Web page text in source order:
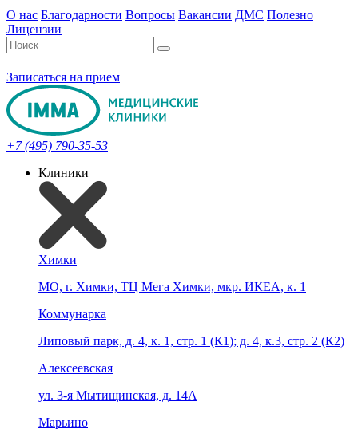
О нас Благодарности Вопросы Вакансии ДМС Полезно
Лицензии
Записаться на прием
+7 (495) 790-35-53
Клиники
Химки
МО, г. Химки, ТЦ Мега Химки, мкр. ИКЕА, к. 1
Коммунарка
Липовый парк, д. 4, к. 1, стр. 1 (К1); д. 4, к.3, стр. 2 (К2)
Алексеевская
ул. 3-я Мытищинская, д. 14А
Марьино